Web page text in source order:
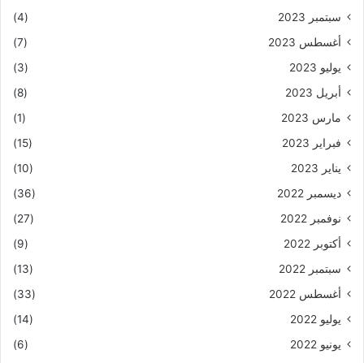
سبتمبر 2023
(4)
أغسطس 2023
(7)
يوليو 2023
(3)
أبريل 2023
(8)
مارس 2023
(1)
فبراير 2023
(15)
يناير 2023
(10)
ديسمبر 2022
(36)
نوفمبر 2022
(27)
أكتوبر 2022
(9)
سبتمبر 2022
(13)
أغسطس 2022
(33)
يوليو 2022
(14)
يونيو 2022
(6)